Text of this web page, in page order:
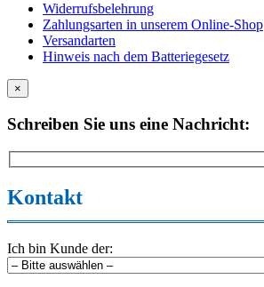
Widerrufsbelehrung
Zahlungsarten in unserem Online-Shop
Versandarten
Hinweis nach dem Batteriegesetz
×
Schreiben Sie uns eine Nachricht:
Kontakt
Ich bin Kunde der: